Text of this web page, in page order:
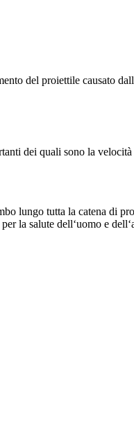
del proiettile causato
dei quali sono la
lungo tutta la catena di
la salute dell‘uomo e